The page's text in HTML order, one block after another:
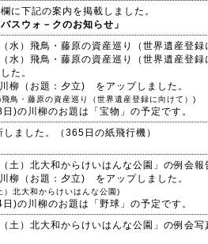
に下記の案内を掲載しました。
スウォ－クのお知らせ」
水）飛鳥・藤原の資産巡り（世界遺産登
水）飛鳥・藤原の資産巡り（世界遺産登
た。
柳（お題：夕立) をアップしました。
鳥・藤原の資産巡り（世界遺産登録に向けて）)
)の川柳のお題は「宝物」の予定です。
しました。（365日の紙飛行機）
土）北大和からけいはんな公園」の例会
柳（お題：夕立) をアップしました。
北大和からけいはんな公園)
)の川柳のお題は「野球」の予定です。
土）北大和からけいはんな公園」の例会